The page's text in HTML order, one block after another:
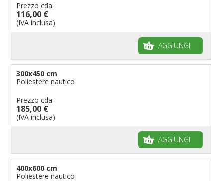
Prezzo cda:
116,00 €
(IVA inclusa)
AGGIUNGI
300x450 cm
Poliestere nautico
Prezzo cda:
185,00 €
(IVA inclusa)
AGGIUNGI
400x600 cm
Poliestere nautico